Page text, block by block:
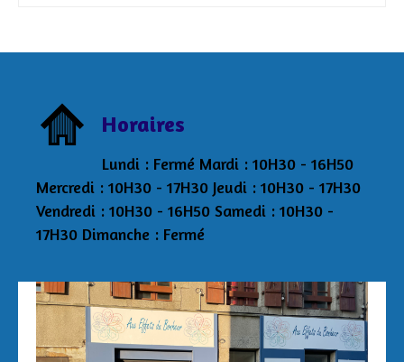
Horaires
Lundi : Fermé Mardi : 10H30 - 16H50
Mercredi : 10H30 - 17H30 Jeudi : 10H30 - 17H30
Vendredi : 10H30 - 16H50 Samedi : 10H30 -
17H30 Dimanche : Fermé